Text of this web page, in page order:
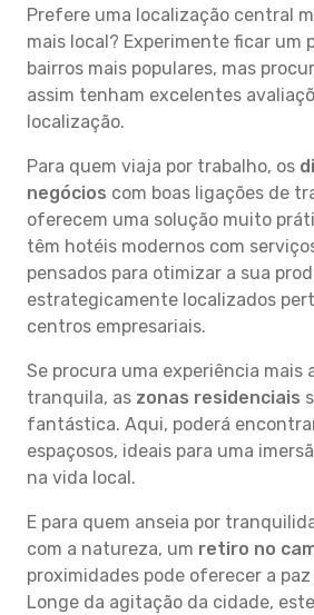
Prefere uma localização central
mais local? Experimente ficar um
bairros mais populares, mas
assim tenham excelentes
localização.
Para quem viaja por trabalho, os
negócios com boas ligações de
oferecem uma solução muito
têm hotéis modernos com
pensados para otimizar a sua
estrategicamente localizados
centros empresariais.
Se procura uma experiência mais
tranquila, as zonas residenciais
fantástica. Aqui, poderá
espaçosos, ideais para uma
na vida local.
E para quem anseia por
com a natureza, um retiro no
proximidades pode oferecer a
Longe da agitação da cidade,